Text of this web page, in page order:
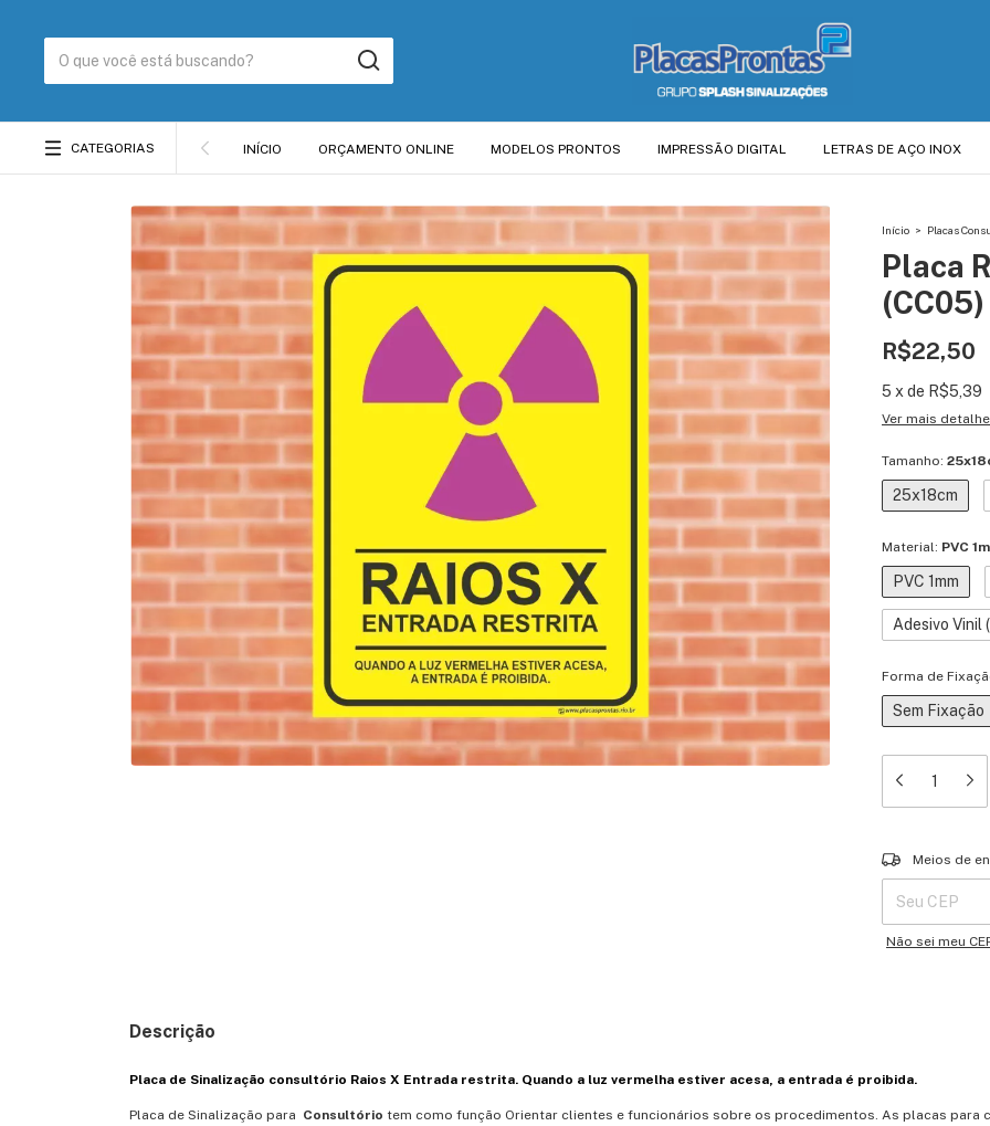
CATEGORIAS INÍCIO ORÇAMENTO ONLINE MODELOS PRONTOS IMPRESSÃO DIGITAL LETRAS DE AÇO INOX
Início > Placas
Placa
(CC05)
R$22,50
5 x de R$5,39
Ver mais
Tamanho:
25x18cm
Material: PVC
PVC 1mm
Adesivo Vinil
Forma de
Sem Fixação
Entregas para o
Meios de
Não sei meu
Descrição
Placa de Sinalização consultório Raios X Entrada restrita. Quando a luz vermelha estiver acesa, a entrada é proibida.
Placa de Sinalização para Consultório tem como função Orientar clientes e funcionários sobre os procedimentos. As placas para